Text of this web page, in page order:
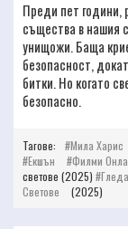
Преди пет години,
същества в нашия
унищожи. Баща
безопасност,
битки. Но когато
безопасно.
Тагове: Мила Харис
Екшън
Филми
светове (2025)
Светове
(2025)